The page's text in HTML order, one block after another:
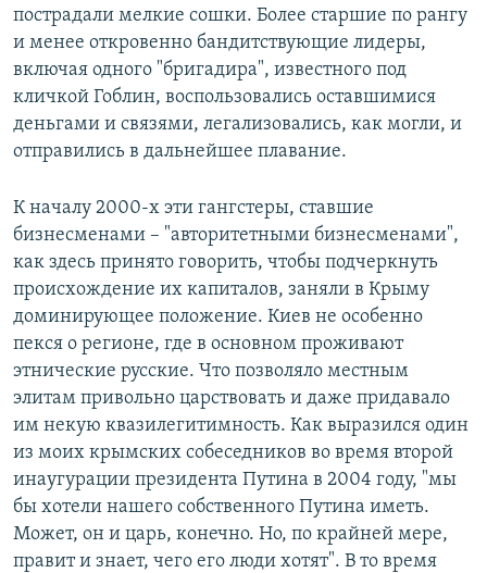
пострадали мелкие сошки. Более старшие по рангу
и менее откровенно бандитствующие лидеры,
включая одного "бригадира", известного под
кличкой Гоблин, воспользовались оставшимися
деньгами и связями, легализовались, как могли, и
отправились в дальнейшее плавание.
К началу 2000-х эти гангстеры, ставшие
бизнесменами – "авторитетными бизнесменами",
как здесь принято говорить, чтобы подчеркнуть
происхождение их капиталов, заняли в Крыму
доминирующее положение. Киев не особенно
пекся о регионе, где в основном проживают
этнические русские. Что позволяло местным
элитам привольно царствовать и даже придавало
им некую квазилегитимность. Как выразился один
из моих крымских собеседников во время второй
инаугурации президента Путина в 2004 году, "мы
бы хотели нашего собственного Путина иметь.
Может, он и царь, конечно. Но, по крайней мере,
правит и знает, чего его люди хотят". В то время